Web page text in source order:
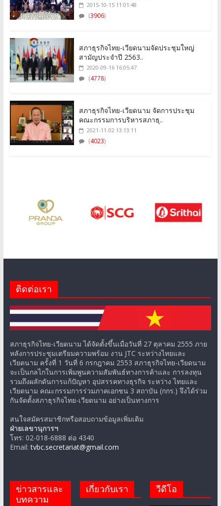
2015-10-15 11:01:48
(3906)
สภาธุรกิจไทย-เวียดนามจัดประชุมใหญ่
สามัญประจำปี 2563..
2020-09-16 16:05:47
(4778)
สภาธุรกิจไทย-เวียดนาม จัดการประชุม
คณะกรรมการบริหารสภาธุ..
2021-11-02 13:13:11
(4023)
ติดต่อเรา
สภาธุรกิจไทย-เวียดนาม ได้จัดตั้งขึ้นเมื่อวันที่ 27 ตุลาคม 2555 ภาย
หลังการประชุมเตรียมความพร้อม งาน JTC ระหว่างไทยและ
เวียดนาม ครั้งที่ 1 วันที่ 6 กรกฎาคม 2553 สภาธุรกิจไทย-เวียดนาม
จะเป็นกลไกในการเพิ่มพูนความสัมพันธ์ทางการค้าและ การลงทุน
รวมถึงผลักดันการแก้ปัญหา อุปสรรคทางธุรกิจ ระหว่าง ไทยและ
เวียดนาม คณะกรรมการร่วมภาคเอกชน 3 สถาบัน (กกร.) จึงได้ร่วม
กันจัดตั้งสภาธุรกิจไทย-เวียดนาม อย่างเป็นทางการ
สนใจสมัครสมาชิกหรือสอบถามข้อมูลเพิ่มเติม
ฝ่ายเลขานุการฯ
โทร: 02-018-6888 ต่อ 4340
Email:tvbc.secretariat@gmail.com
ข่าวสารและ
บทความ
เกี่ยวกับเรา วีดีโอ